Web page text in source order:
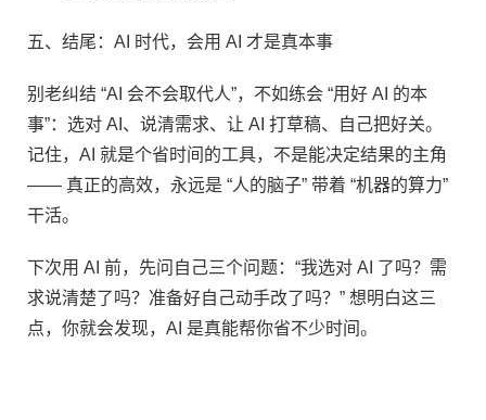
五、结尾：AI 时代，会用 AI 才是真本事​
别老纠结 “AI 会不会取代人”，不如练会 “用好 AI 的本
事”：选对 AI、说清需求、让 AI 打草稿、自己把好关。
记住，AI 就是个省时间的工具，不是能决定结果的主角
—— 真正的高效，永远是 “人的脑子” 带着 “机器的算力”
干活。​
下次用 AI 前，先问自己三个问题：“我选对 AI 了吗？需
求说清楚了吗？准备好自己动手改了吗？” 想明白这三
点，你就会发现，AI 是真能帮你省不少时间。​